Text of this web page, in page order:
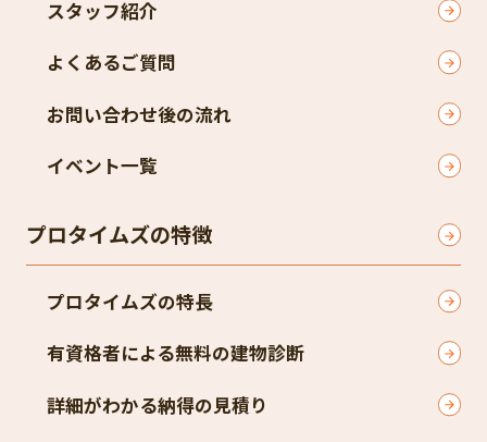
スタッフ紹介
よくあるご質問
お問い合わせ後の流れ
イベント一覧
プロタイムズの特徴
プロタイムズの特長
有資格者による無料の建物診断
詳細がわかる納得の見積り